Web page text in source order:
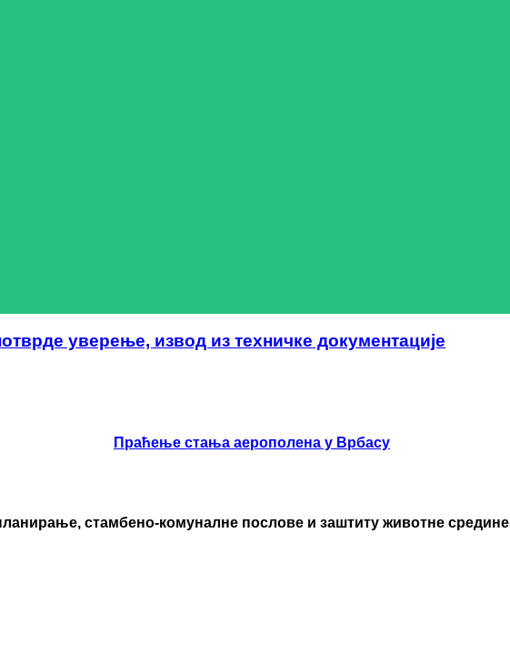
уверење, извод из техничке документације
Праћење стања аерополена у Врбасу
стамбено-комуналне послове и заштиту животне средине